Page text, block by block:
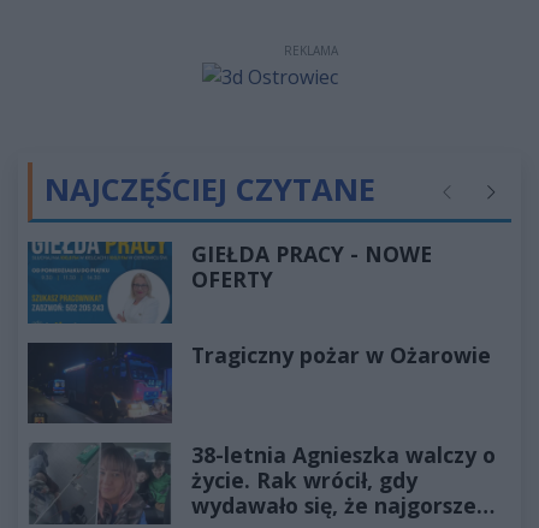
REKLAMA
NAJCZĘŚCIEJ CZYTANE Poprzednie
GIEŁDA PRACY - NOWE
OFERTY
Tragiczny pożar w Ożarowie
38-letnia Agnieszka walczy o
życie. Rak wrócił, gdy
wydawało się, że najgorsze